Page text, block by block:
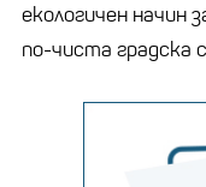
екологичен начин
по-чиста градска